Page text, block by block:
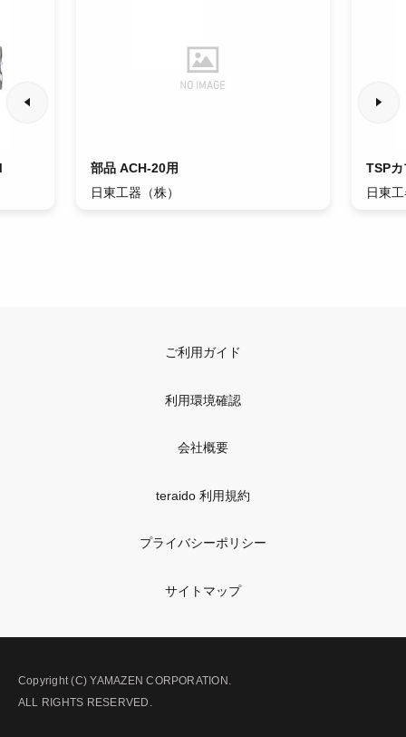
部品 ACH-20用
日東工器（株）
TSP
日東
ご利用ガイド
利用環境確認
会社概要
teraido 利用規約
プライバシーポリシー
サイトマップ
Copyright (C) YAMAZEN CORPORATION.
ALL RIGHTS RESERVED.